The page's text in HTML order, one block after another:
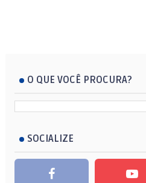
O QUE VOCÊ PROCURA?
SOCIALIZE